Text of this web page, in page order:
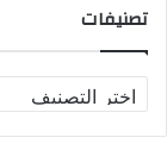
تصنيفات
ص
ن